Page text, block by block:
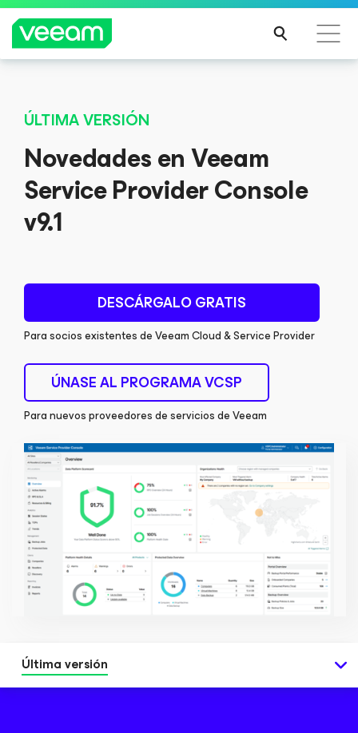
actualización de contenido de CrowdStrike
INFO
RMA
CIÓN
ÚLTIMA VERSIÓN
Novedades en Veeam
Service Provider Console
v9.1
DESCÁRGALO GRATIS
Para socios existentes de Veeam Cloud & Service Provider
ÚNASE AL PROGRAMA VCSP
Para nuevos proveedores de servicios de Veeam
Última versión